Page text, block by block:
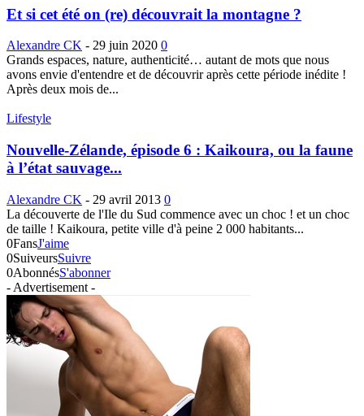
Et si cet été on (re) découvrait la montagne ?
Alexandre CK - 29 juin 2020 0
Grands espaces, nature, authenticité… autant de mots que nous
avons envie d'entendre et de découvrir après cette période inédite !
Après deux mois de...
Lifestyle
Nouvelle-Zélande, épisode 6 : Kaikoura, ou la faune
à l’état sauvage...
Alexandre CK - 29 avril 2013 0
La découverte de l'Ile du Sud commence avec un choc ! et un choc
de taille ! Kaikoura, petite ville d'à peine 2 000 habitants...
0FansJ'aime
0SuiveursSuivre
0AbonnésS'abonner
- Advertisement -